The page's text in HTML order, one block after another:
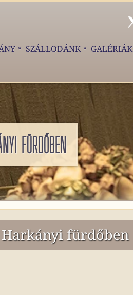
SZÁLLODÁNK GALÉRIÁK
FÜRDŐBEN
fürdőben